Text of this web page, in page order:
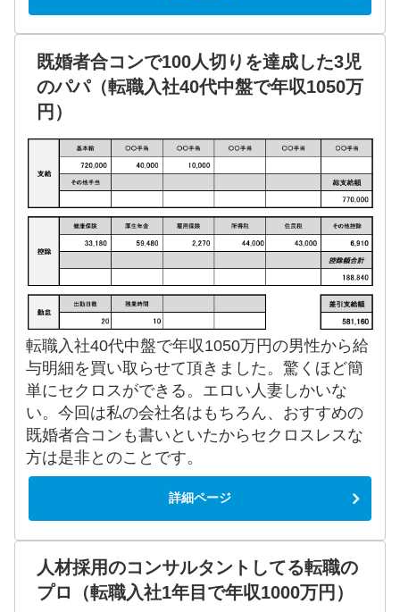
既婚者合コンで100人切りを達成した3児
のパパ（転職入社40代中盤で年収1050万
円）
転職入社40代中盤で年収1050万円の男性から給
与明細を買い取らせて頂きました。驚くほど簡
単にセクロスができる。エロい人妻しかいな
い。今回は私の会社名はもちろん、おすすめの
既婚者合コンも書いといたからセクロスレスな
方は是非とのことです。
詳細ページ
人材採用のコンサルタントしてる転職の
プロ（転職入社1年目で年収1000万円）